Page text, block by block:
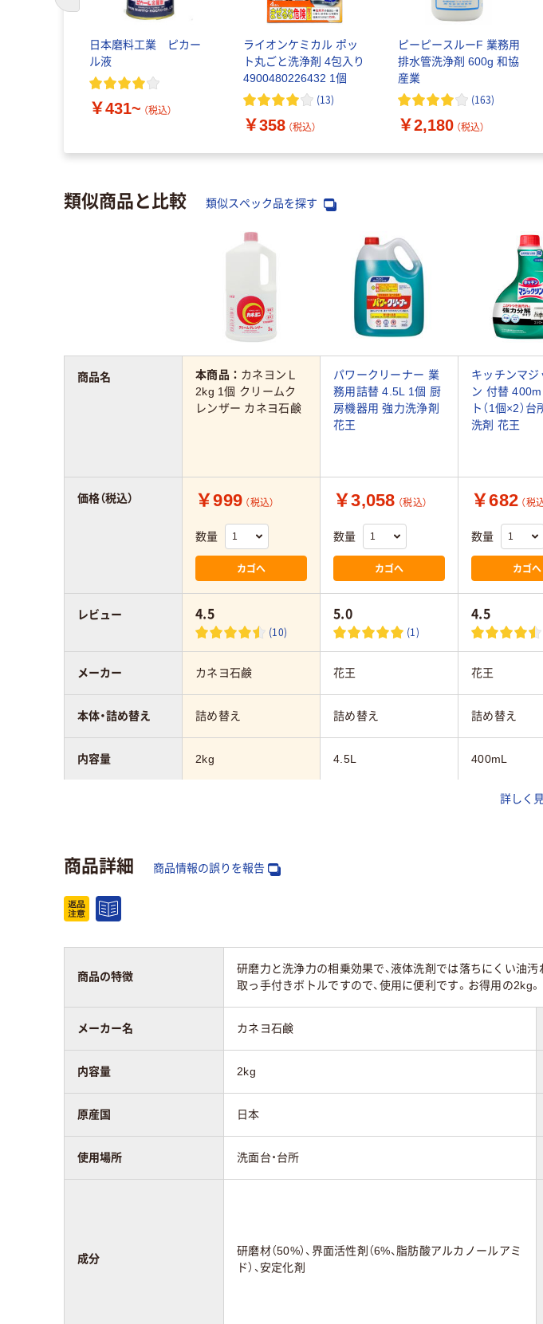
日本磨料工業 ピカー
ル液
￥431~ （税込）
ライオンケミカル ポッ
ト丸ごと洗浄剤 4包入り
4900480226432 1個
(13)
￥358 （税込）
ピーピースルーF 業務用
排水管洗浄剤 600g 和協
産業
(163)
￥2,180 （税込）
前のスライドへ
類似商品と比較 類似スペック品を探す
本商品： カネヨンＬ
2kg 1個 クリームク
レンザー カネヨ石鹸
パワークリーナー 業
務用詰替 4.5L 1個 厨
房機器用 強力洗浄剤
花王
キッチンマジ
ン 付替
ト（1個×2）
洗剤 花王
￥999 （税込）
数量
カゴへ
￥3,058 （税込）
数量
カゴへ
￥682 （税
数量
カゴへ
4.5
(10)
5.0
(1)
4.5
カネヨ石鹸 花王 花王
詰め替え 詰め替え 詰め替え
2kg 4.5L 400mL
アルカリ性
商品名
価格（税込）
レビュー
メーカー
本体・詰め替え
内容量
スコア
詳しく
商品詳細 商品情報の誤りを報告
商品の特徴
研磨力と洗浄力の相乗効果で、液体洗剤では落ちにくい油
取っ手付きボトルですので、使用に便利です。お得用の2kg。
メーカー名 カネヨ石鹸
内容量 2kg
原産国 日本
使用場所 洗面台・台所
成分
研磨材（50%）、界面活性剤（6%、脂肪酸アルカノールアミ
ド）、安定化剤